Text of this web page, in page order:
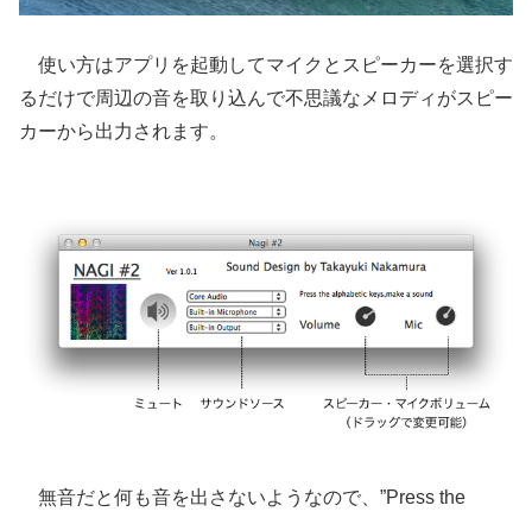
使い方はアプリを起動してマイクとスピーカーを選択す
るだけで周辺の音を取り込んで不思議なメロディがスピー
カーから出力されます。
無音だと何も音を出さないようなので、”Press the